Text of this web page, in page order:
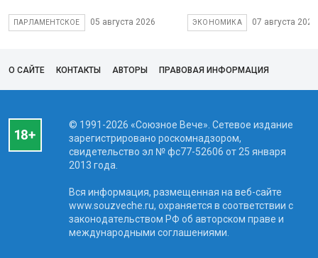
ПАРЛАМЕНТСКОЕ 05 августа 2026 ЭКОНОМИКА 07 августа 2026
О САЙТЕ КОНТАКТЫ АВТОРЫ ПРАВОВАЯ ИНФОРМАЦИЯ
© 1991-2026 «Союзное Вече». Сетевое издание
зарегистрировано роскомнадзором,
свидетельство эл № фc77-52606 от 25 января
2013 года.
Вся информация, размещенная на веб-сайте
www.souzveche.ru, охраняется в соответствии с
законодательством РФ об авторском праве и
международными соглашениями.